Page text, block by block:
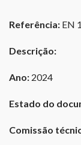
Referência: EN
Descrição:
Ano: 2024
Estado do
Comissão